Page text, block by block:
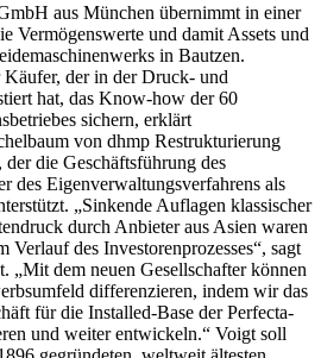
aus München übernimmt in einer
Vermögenswerte und damit Assets und
in Bautzen.
der in der Druck- und
hat, das Know-how der 60
sichern, erklärt
von dhmp Restrukturierung
die Geschäftsführung des
des Eigenverwaltungsverfahrens als
„Sinkende Auflagen klassischer
durch Anbieter aus Asien waren
des Investorenprozesses“, sagt
„Mit dem neuen Gesellschafter können
differenzieren, indem wir das
für die Installed-Base der Perfecta-
und weiter entwickeln.“ Voigt soll